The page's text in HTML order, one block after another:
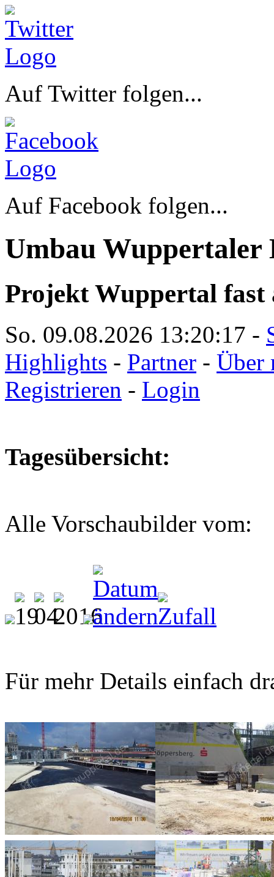
Auf Twitter folgen...
Auf Facebook folgen...
Umbau Wuppertaler
Projekt Wuppertal fast
So. 09.08.2026 13:20:18 -
Highlights - Partner - Über
Registrieren - Login
Tagesübersicht:
Alle Vorschaubilder vom:
Für mehr Details einfach